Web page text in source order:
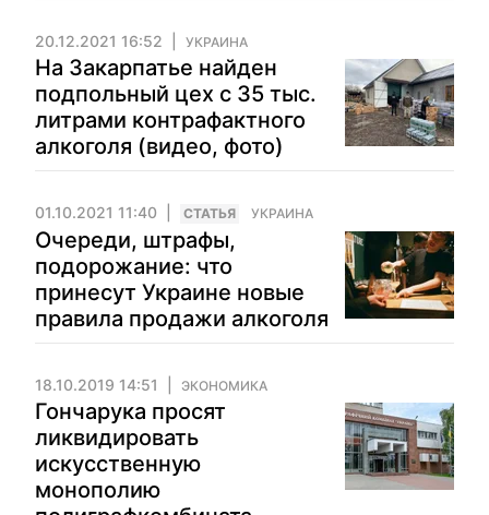
20.12.2021 16:52 УКРАИНА
На Закарпатье найден
подпольный цех с 35 тыс.
литрами контрафактного
алкоголя (видео, фото)
01.10.2021 11:40 CТАТЬЯ УКРАИНА
Очереди, штрафы,
подорожание: что
принесут Украине новые
правила продажи алкоголя
18.10.2019 14:51 ЭКОНОМИКА
Гончарука просят
ликвидировать
искусственную
монополию